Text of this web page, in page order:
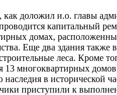
как доложил и.о. главы
капитальный
домах,
Еще два здания также
леса. Кроме
13 многоквартирных
наследия в исторической
приступили к